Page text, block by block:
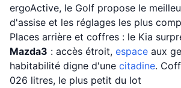
ergoActive, le Golf propose le
d'assise et les réglages les plus
Places arrière et coffres : le Kia
Mazda3 : accès étroit, espace aux
habitabilité digne d'une citadine.
026 litres, le plus petit du lot